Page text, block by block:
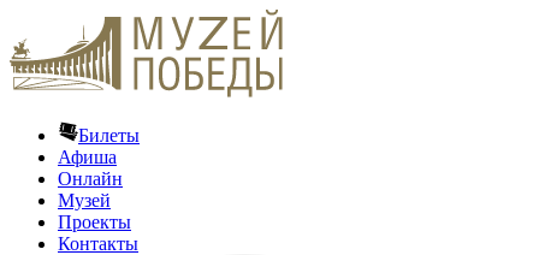
Билеты
Афиша
Онлайн
Музей
Проекты
Контакты